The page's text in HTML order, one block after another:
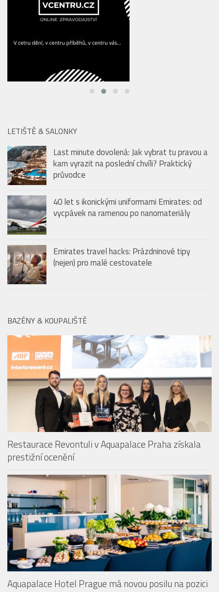
LETIŠTĚ & SALONKY
Last minute dovolená: Jak vybrat tu pravou a
kam vyrazit na poslední chvíli? Praktický
40 let s ikonickými uniformami Emirates: od
vycpávek na ramenou po nanomateriály
BAZÉNY & KOUPALIŠTĚ
Restaurace Revontuli v Aquapalace Praha získala
prestižní ocenění